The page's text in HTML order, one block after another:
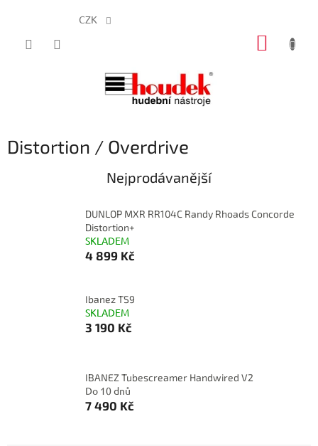
CZK
Distortion / Overdrive
Nejprodávanější
DUNLOP MXR RR104C Randy Rhoads Concorde
Distortion+
SKLADEM
4 899 Kč
Ibanez TS9
SKLADEM
3 190 Kč
IBANEZ Tubescreamer Handwired V2
Do 10 dnů
7 490 Kč